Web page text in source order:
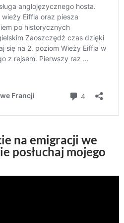
na emigracji we
posłuchaj mojego